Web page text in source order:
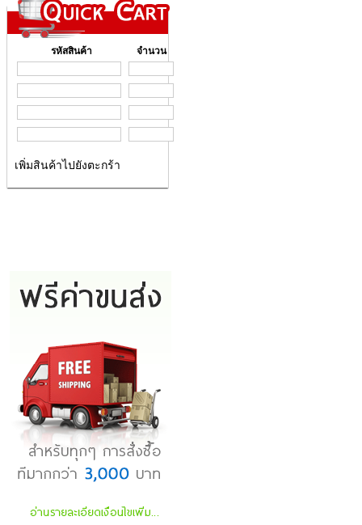
รหัสสินค้า จำนวน
เพิ่มสินค้าไปยังตะกร้า